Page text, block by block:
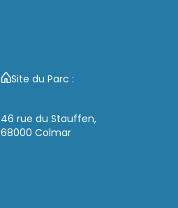
Site du Parc :
46 rue du Stauffen,
68000 Colmar